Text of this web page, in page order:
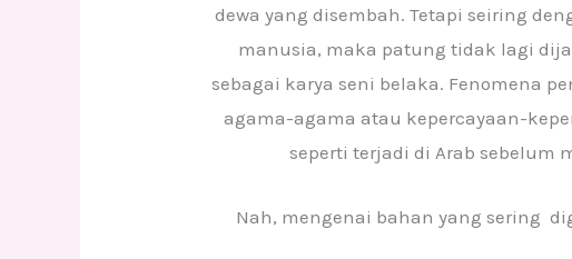
dewa yang disembah. Tetapi seiring
manusia, maka patung tidak lagi
sebagai karya seni belaka. Fenomena
agama-agama atau kepercayaan-
seperti terjadi di Arab sebelum
Nah, mengenai bahan yang sering